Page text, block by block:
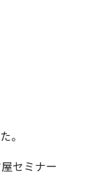
。
セミナー